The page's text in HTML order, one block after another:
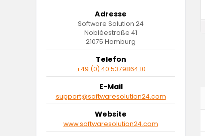
Adresse
Software Solution 24
Nobléestraße 41
21075 Hamburg
Telefon
+49 (0) 40 5379864 10
E-Mail
support@softwaresolution24.com
Website
www.softwaresolution24.com